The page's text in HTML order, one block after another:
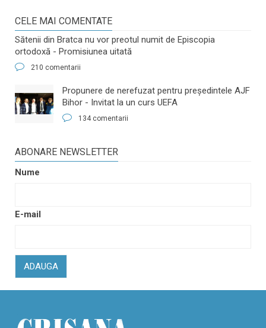
CELE MAI COMENTATE
Sătenii din Bratca nu vor preotul numit de Episcopia
ortodoxă - Promisiunea uitată
210 comentarii
​Propunere de nerefuzat pentru preşedintele AJF
Bihor - Invitat la un curs UEFA
134 comentarii
ABONARE NEWSLETTER
Nume
E-mail
ADAUGA